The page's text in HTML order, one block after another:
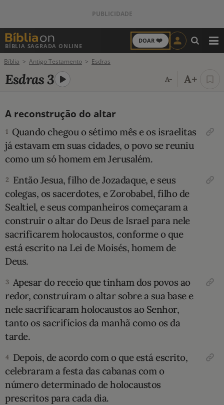
BÍBLIA SAGRADA ONLINE
DOAR ❤️
ANTIGO TESTAMENTO
VERSÍCULOS
VERSÍCULO DO DIA
SALMO DO DIA
DEVOCIONAL DIÁRIO
10 MANDAMENTOS
ESBOÇOS DE PREGAÇÃO
TEMAS
TERMO BÍBLICO JOGOS
QUEM SOMOS
Bíblia Antigo Testamento Esdras
Esdras 3 A- A+
A reconstrução do altar
1 Quando chegou o sétimo mês e os israelitas
já estavam em suas cidades, o povo se reuniu
como um só homem em Jerusalém.
2 Então Jesua, filho de Jozadaque, e seus
colegas, os sacerdotes, e Zorobabel, filho de
Sealtiel, e seus companheiros começaram a
construir o altar do Deus de Israel para nele
sacrificarem holocaustos, conforme o que
está escrito na Lei de Moisés, homem de
Deus.
3 Apesar do receio que tinham dos povos ao
redor, construí­ram o altar sobre a sua base e
nele sacrificaram holocaustos ao Senhor,
tanto os sacrifícios da manhã como os da
tarde.
4 Depois, de acordo com o que está escrito,
celebraram a festa das cabanas com o
número determinado de holocaustos
prescritos para cada dia.